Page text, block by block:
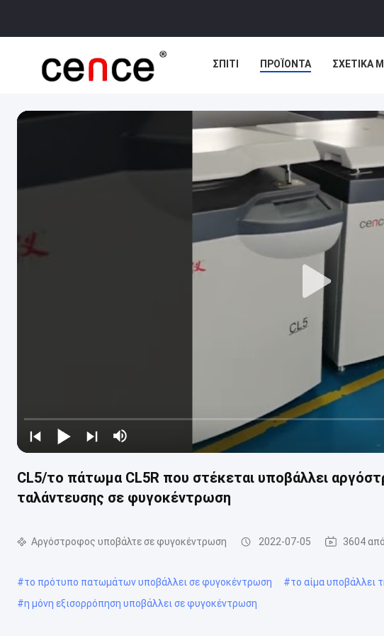
ΣΠΊΤΙ ΠΡΟΪΌΝΤΑ ΣΧΕΤΙΚΆ
CL5/το πάτωμα CL5R που στέκεται υποβάλλει
ταλάντευσης σε φυγοκέντρωση
Αργόστροφος υποβάλτε σε φυγοκέντρωση 2022-07-05 3604
#το πρότυπο πατωμάτων υποβάλλει σε φυγοκέντρωση #το αίμα υποβάλλει
#η μόνη εξισορρόπηση υποβάλλει σε φυγοκέντρωση